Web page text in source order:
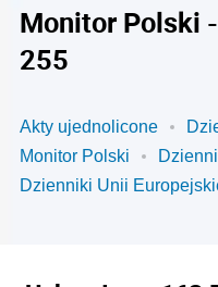
Monitor Polski
255
Akty ujednolicone
Monitor Polski
Dzienniki Unii